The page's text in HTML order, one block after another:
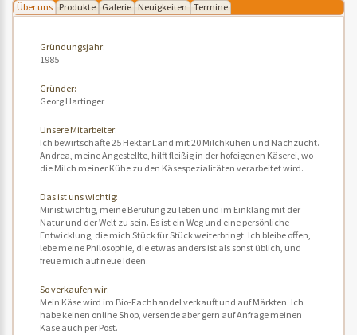
Über uns Produkte Galerie Neuigkeiten Termine
Gründungsjahr:
1985
Gründer:
Georg Hartinger
Unsere Mitarbeiter:
Ich bewirtschafte 25 Hektar Land mit 20 Milchkühen und Nachzucht.
Andrea, meine Angestellte, hilft fleißig in der hofeigenen Käserei, wo
die Milch meiner Kühe zu den Käsespezialitäten verarbeitet wird.
Das ist uns wichtig:
Mir ist wichtig, meine Berufung zu leben und im Einklang mit der
Natur und der Welt zu sein. Es ist ein Weg und eine persönliche
Entwicklung, die mich Stück für Stück weiterbringt. Ich bleibe offen,
lebe meine Philosophie, die etwas anders ist als sonst üblich, und
freue mich auf neue Ideen.
So verkaufen wir:
Mein Käse wird im Bio-Fachhandel verkauft und auf Märkten. Ich
habe keinen online Shop, versende aber gern auf Anfrage meinen
Käse auch per Post.